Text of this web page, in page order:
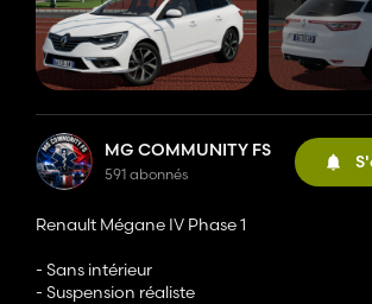
MG COMMUNITY FS
591 abonnés
Renault Mégane IV Phase 1
- Sans intérieur
- Suspension réaliste